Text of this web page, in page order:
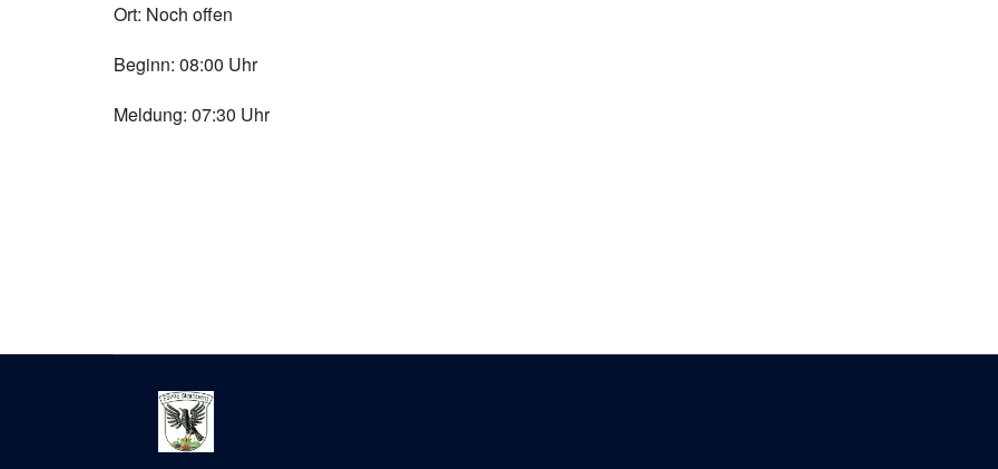
Ort: Noch offen
Beginn: 08:00 Uhr
Meldung: 07:30 Uhr